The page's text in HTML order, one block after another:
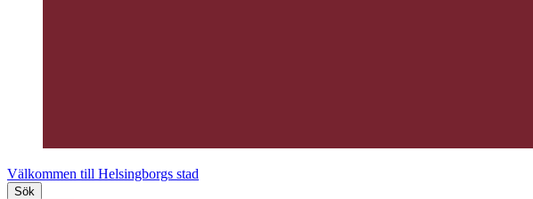
Välkommen till Helsingborgs stad
Sök